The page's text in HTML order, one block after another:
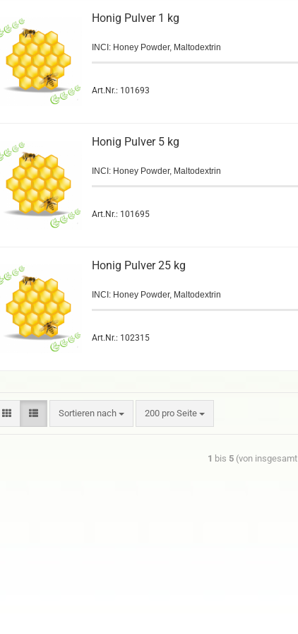
Honig Pulver 1 kg
INCI: Honey Powder, Maltodextrin
Art.Nr.: 101693
Honig Pulver 5 kg
INCI: Honey Powder, Maltodextrin
Art.Nr.: 101695
Honig Pulver 25 kg
INCI: Honey Powder, Maltodextrin
Art.Nr.: 102315
Sortieren nach 200 pro Seite
1 bis 5 (von insgesamt